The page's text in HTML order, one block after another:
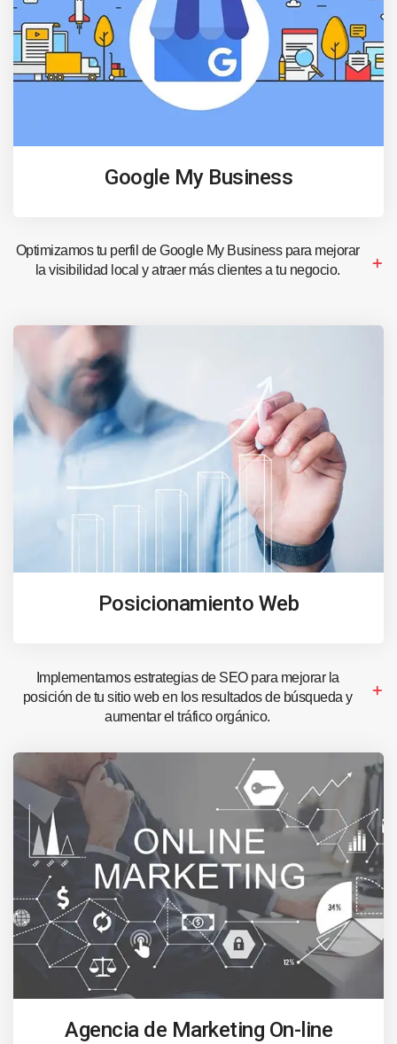
Google My Business
Optimizamos tu perfil de Google My Business para mejorar
la visibilidad local y atraer más clientes a tu negocio.
Posicionamiento Web
Implementamos estrategias de SEO para mejorar la
posición de tu sitio web en los resultados de búsqueda y
aumentar el tráfico orgánico.
Agencia de Marketing On-line